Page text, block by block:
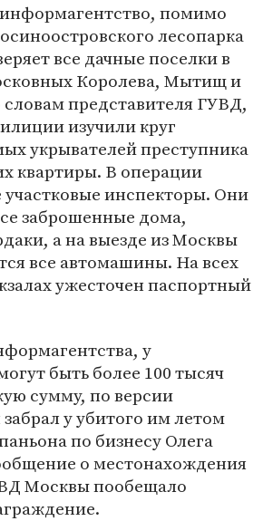
помимо
лесопарка
все дачные поселки в
Королева, Мытищ и
представителя ГУВД,
изучили круг
укрывателей преступника
квартиры. В операции
участковые инспекторы. Они
заброшенные дома,
а на выезде из Москвы
все автомашины. На всех
ужесточен паспортный
у
быть более 100 тысяч
сумму, по версии
у убитого им летом
по бизнесу Олега
о местонахождения
Москвы пообещало